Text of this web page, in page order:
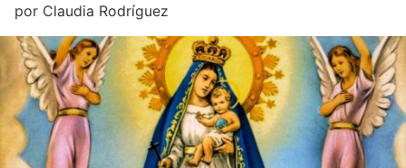
por Claudia Rodríguez